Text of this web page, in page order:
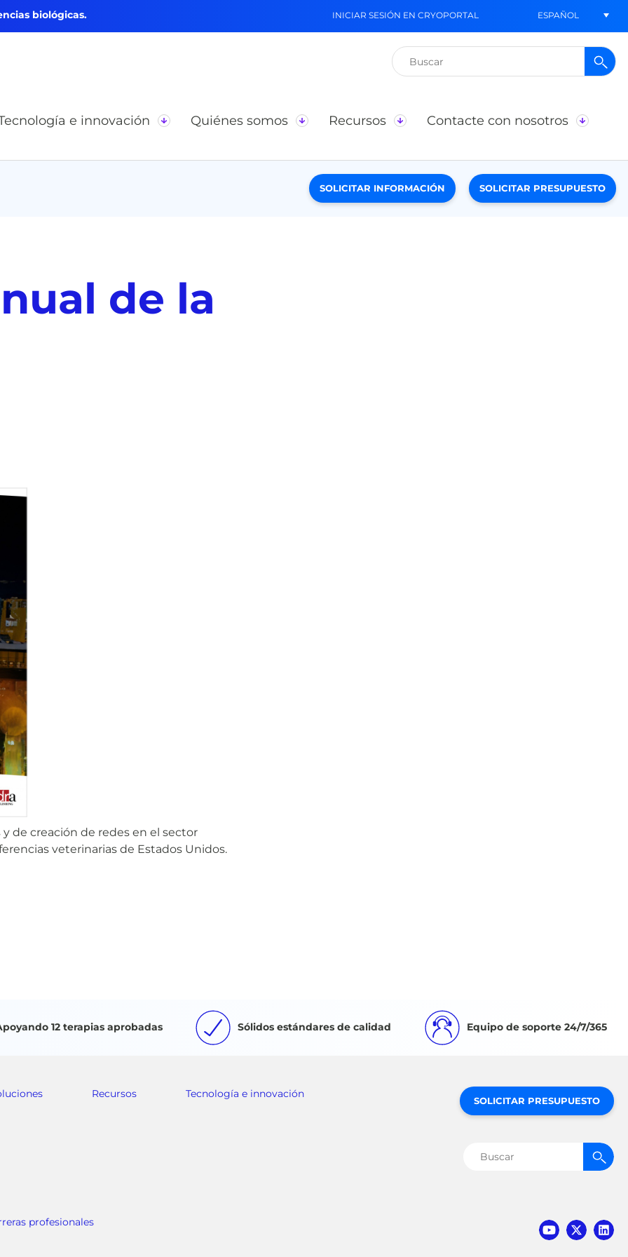
biológicas. INICIAR SESIÓN EN CRYOPORTAL ESPAÑOL
Buscar:
e innovación Quiénes somos Recursos Contacte con nosotros
SOLICITAR INFORMACIÓN SOLICITAR PRESUPUESTO
de la
de creación de redes en el sector
veterinarias de Estados Unidos.
12 terapias aprobadas Sólidos estándares de calidad Equipo de soporte 24/7/365
Recursos Tecnología e innovación
profesionales
SOLICITAR PRESUPUESTO
Buscar: